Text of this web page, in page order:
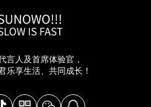
言人及首席体验官，
乐享生活、共同成长！